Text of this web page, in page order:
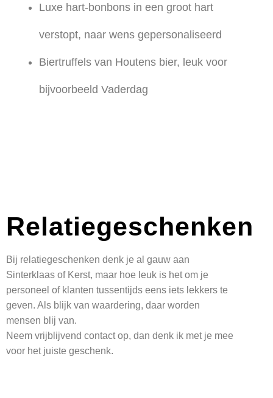
Luxe hart-bonbons in een groot hart
verstopt, naar wens gepersonaliseerd
Biertruffels van Houtens bier, leuk voor
bijvoorbeeld Vaderdag
Relatiegeschenken
Bij relatiegeschenken denk je al gauw aan
Sinterklaas of Kerst, maar hoe leuk is het om je
personeel of klanten tussentijds eens iets lekkers te
geven. Als blijk van waardering, daar worden
mensen blij van.
Neem vrijblijvend contact op, dan denk ik met je mee
voor het juiste geschenk.